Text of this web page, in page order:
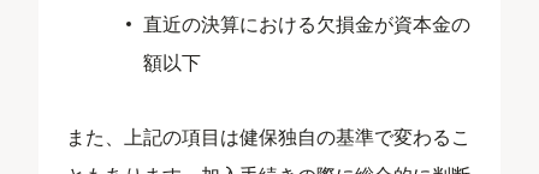
直近の決算における欠損金が資本金の
額以下
また、上記の項目は健保独自の基準で変わるこ